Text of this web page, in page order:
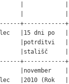
|            |
|            |
+------------+
|15 dni po   |
|potrditvi   |
|stališč     |
+------------+
|november    |
|2010 (Rok   |